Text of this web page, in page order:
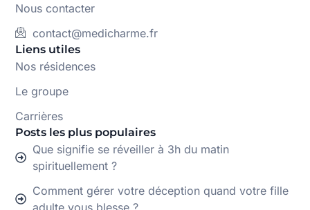
Nous contacter
contact@medicharme.fr
Liens utiles
Nos résidences
Le groupe
Carrières
Posts les plus populaires
Que signifie se réveiller à 3h du matin
spirituellement ?
Comment gérer votre déception quand votre fille
adulte vous blesse ?